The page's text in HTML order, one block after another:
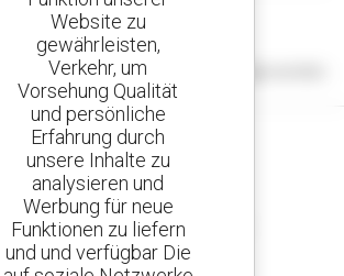
erstellen
konnten keine Ergebnisse angezeigt werden.
Sie Ihre Benachrichtigungen
Sie Anzeigen für Gebrauchtmaterial
Website zu
gewährleisten,
Verkehr, um
Vorsehung Qualität
und persönliche
Erfahrung durch
unsere Inhalte zu
analysieren und
Werbung für neue
Funktionen zu liefern
und und verfügbar Die